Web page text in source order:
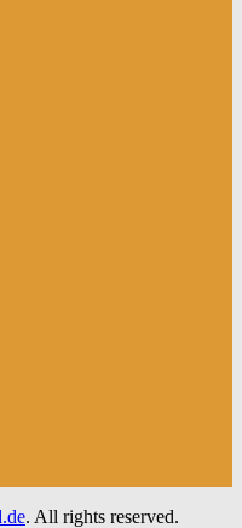
. All rights reserved.